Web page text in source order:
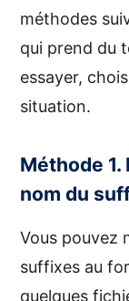
méthodes
qui prend du
essayer,
situation.
Méthode
nom du
Vous pouvez
suffixes au
quelques